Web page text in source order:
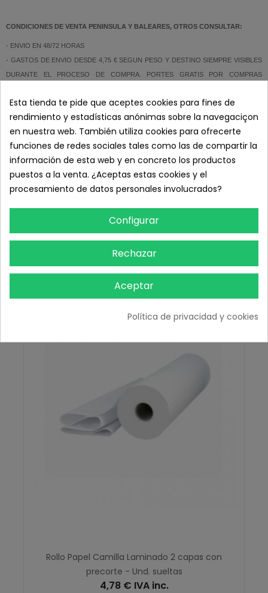
CONDICIONES DE VENTA PENINSULA Y BALEARES, OTROS CONSULTAR:
- ENVIO EN 48/72 HORAS
- GASTOS DE ENVIO DESDE 4,75 € SEGUN PESO Y DESTINO SIEMPRE VISIBLES
DURANTE EL PROCESO DE COMPRA. PORTES GRATIS POR COMPRAS
- PAGO SEGURO
- ATENCION AL CLIENTE: 626 89 11 20 (L-V 8:00 a 19:00)
DETALLES DEL PRODUCTO
TAMBIÉN PODRÍA INTERESARLE
Rollo Papel Camilla Laminado 2 capas con
precorte - Und. sueltas
4,78 € IVA inc.
Esta tienda te pide que aceptes cookies para fines de
rendimiento y estadísticas anónimas sobre la navegaciçon
en nuestra web. También utiliza cookies para ofrecerte
funciones de redes sociales tales como las de compartir la
información de esta web y en concreto los productos
puestos a la venta. ¿Aceptas estas cookies y el
procesamiento de datos personales involucrados?
Configurar
Rechazar
Aceptar
Política de privacidad y cookies